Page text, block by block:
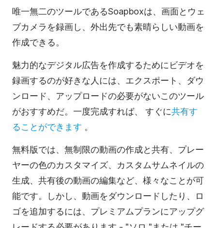
唯一無二のツールであるSoapboxは、画面とウェ
ブカメラを録画し、外出先でも素晴らしい動画を
作成できる。
魅力的なデジタル広告を作成するためにビデオを
録画するのが好きな人には、エクスポート、ダウ
ンロード、アップロードの必要がないこのツール
がおすすめだ。一度完成すれば、 すぐに共有す
ることができます 。
無料版では、無制限の動画の作成と共有、プレー
ヤーの色のカスタマイズ、カスタムサムネイルの
生成、共有後の動画の編集など、様々なことが可
能です。しかし、動画をダウンロードしたり、ロ
ゴを追加するには、プレミアムプランにアップグ